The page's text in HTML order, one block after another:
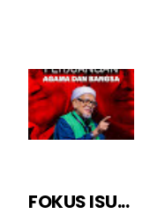
FOKUS ISU...